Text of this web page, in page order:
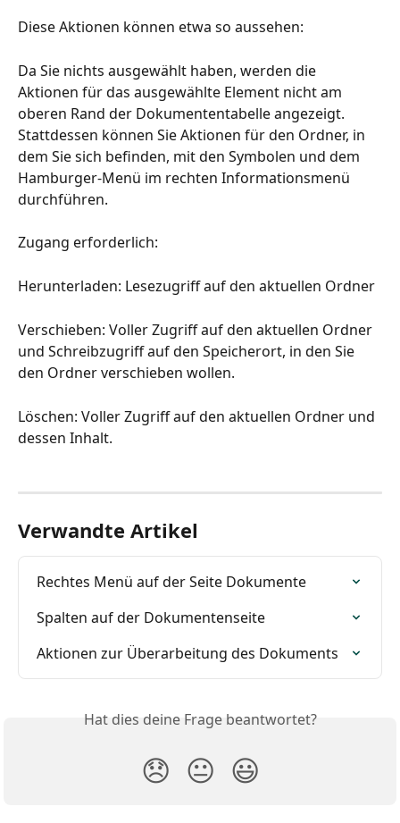
Diese Aktionen können etwa so aussehen:
Da Sie nichts ausgewählt haben, werden die
Aktionen für das ausgewählte Element nicht am
oberen Rand der Dokumententabelle angezeigt.
Stattdessen können Sie Aktionen für den Ordner, in
dem Sie sich befinden, mit den Symbolen und dem
Hamburger-Menü im rechten Informationsmenü
durchführen.
Zugang erforderlich:
Herunterladen: Lesezugriff auf den aktuellen Ordner
Verschieben: Voller Zugriff auf den aktuellen Ordner
und Schreibzugriff auf den Speicherort, in den Sie
den Ordner verschieben wollen.
Löschen: Voller Zugriff auf den aktuellen Ordner und
dessen Inhalt.
Verwandte Artikel
Rechtes Menü auf der Seite Dokumente
Spalten auf der Dokumentenseite
Aktionen zur Überarbeitung des Dokuments
Hat dies deine Frage beantwortet?
😞 😐 😃